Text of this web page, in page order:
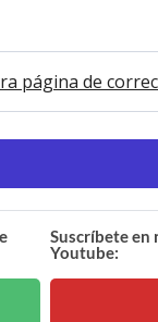
página de
Suscríbete en
Youtube: